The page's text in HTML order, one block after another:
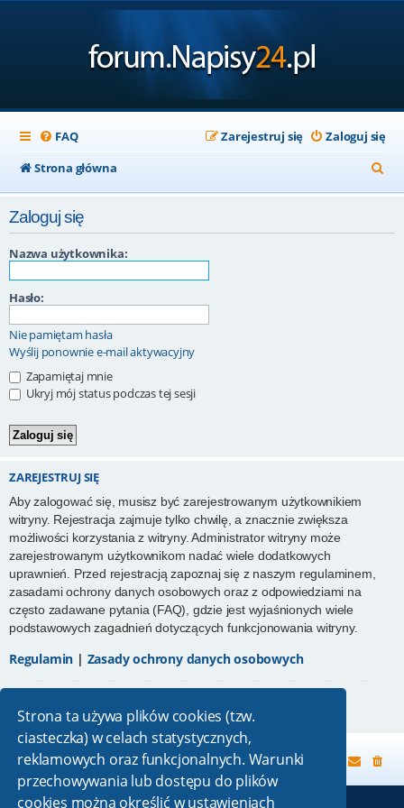
Strona ta używa plików cookies (tzw.
ciasteczka) w celach statystycznych,
reklamowych oraz funkcjonalnych. Warunki
przechowywania lub dostępu do plików
cookies można określić w ustawieniach
FAQ Zaloguj się
Zarejestruj się
Strona główna
z
Zaloguj się
Nazwa użytkownika:
Hasło:
Nie pamiętam hasła
Wyślij ponownie e-mail aktywacyjny
Zapamiętaj mnie
Ukryj mój status podczas tej sesji
ZAREJESTRUJ SIĘ
Aby zalogować się, musisz być zarejestrowanym użytkownikiem
witryny. Rejestracja zajmuje tylko chwilę, a znacznie zwiększa
możliwości korzystania z witryny. Administrator witryny może
zarejestrowanym użytkownikom nadać wiele dodatkowych
uprawnień. Przed rejestracją zapoznaj się z naszym regulaminem,
zasadami ochrony danych osobowych oraz z odpowiedziami na
często zadawane pytania (FAQ), gdzie jest wyjaśnionych wiele
podstawowych zagadnień dotyczących funkcjonowania witryny.
Regulamin | Zasady ochrony danych osobowych
Strona główna